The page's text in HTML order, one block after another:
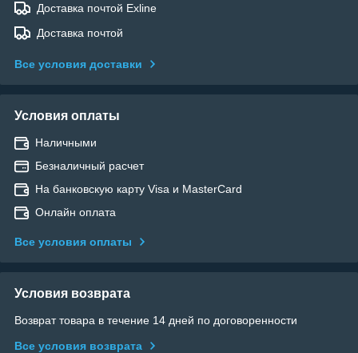
Доставка почтой Exline
Доставка почтой
Все условия доставки
Условия оплаты
Наличными
Безналичный расчет
На банковскую карту Visa и MasterCard
Онлайн оплата
Все условия оплаты
Условия возврата
Возврат товара в течение 14 дней по договоренности
Все условия возврата